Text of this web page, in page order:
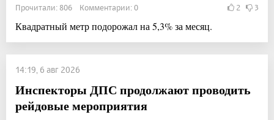
Прочитали: 806 Комментарии: 0 2 3
Квадратный метр подорожал на 5,3% за месяц.
14:19, 6 авг 2026
Инспекторы ДПС продолжают проводить
рейдовые мероприятия